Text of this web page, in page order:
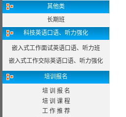
其他类
长期班
科技英语口语、听力强化
嵌入式工作面试英语口语、听力班
嵌入式工作交际英语口语、听力强化
培训报名
培 训 报 名
培 训 课 程
工 作 推 荐